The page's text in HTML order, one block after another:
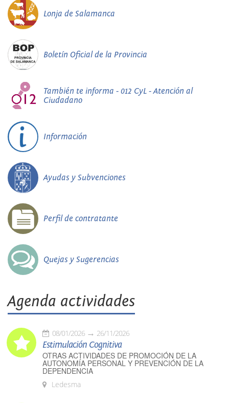
Lonja de Salamanca
Boletín Oficial de la Provincia
También te informa - 012 CyL - Atención al
Ciudadano
Información
Ayudas y Subvenciones
Perfil de contratante
Quejas y Sugerencias
Agenda actividades
08/01/2026 26/11/2026
Estimulación Cognitiva
OTRAS ACTIVIDADES DE PROMOCIÓN DE LA
AUTONOMÍA PERSONAL Y PREVENCIÓN DE LA
DEPENDENCIA
Ledesma